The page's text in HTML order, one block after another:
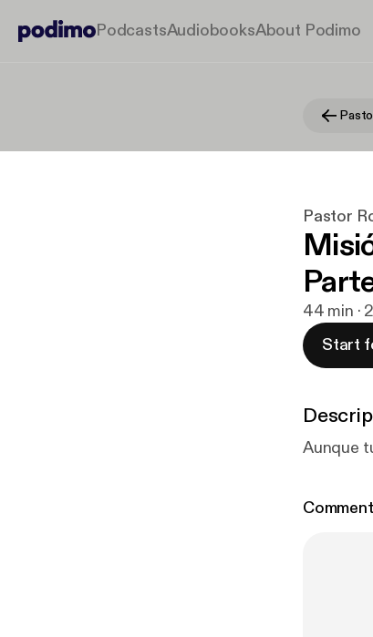
PodcastsAudiobooksAbout Podimo
Pastor
44 min ·
Start
Aunque